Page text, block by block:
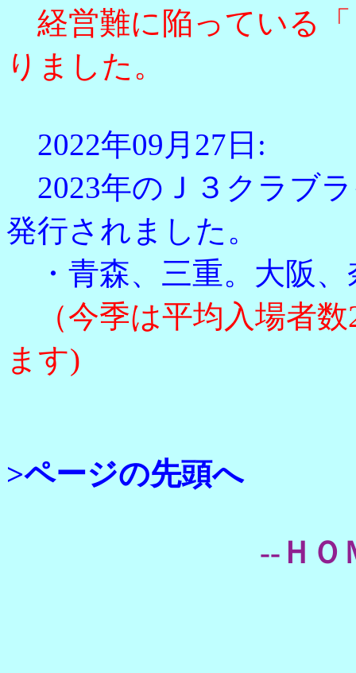
経営難に陥っている
りました。
2022年09月27日:
2023年のＪ３クラブ
発行されました。
・青森、三重。大阪、
（今季は平均入場者数
ます)
>ページの先頭へ
--ＨＯ